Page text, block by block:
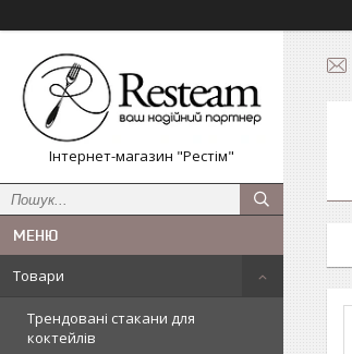
Інтернет-магазин "Рестім"
Товари
Трендовані стакани для
коктейлів